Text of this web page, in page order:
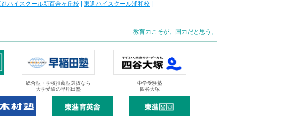
進ハイスクール新百合ヶ丘校 東進ハイスクール浦和校
教育力こそが、国力だと思う。
総合型・学校推薦型選抜なら
大学受験の早稲田塾
中学受験塾
四谷大塚